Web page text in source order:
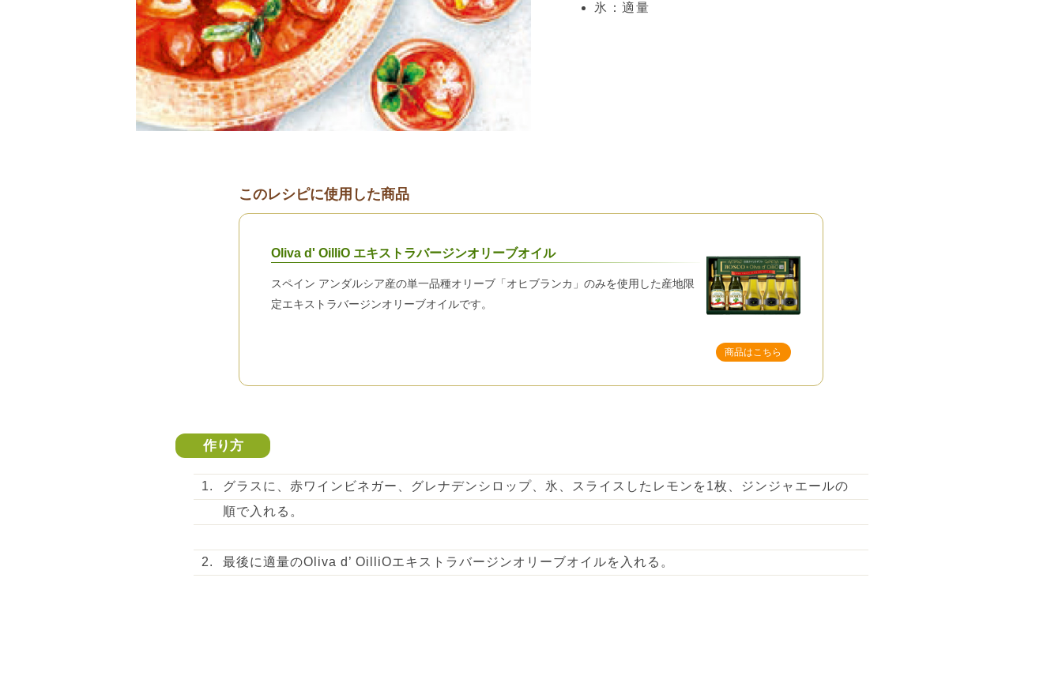
氷：適量
このレシピに使用した商品
商品はこちら
Oliva d' OilliO エキストラバージンオリーブオイル
スペイン アンダルシア産の単一品種オリーブ「オヒブランカ」のみを使用した産地限
定エキストラバージンオリーブオイルです。
作り方
グラスに、赤ワインビネガー、グレナデンシロップ、氷、スライスしたレモンを1枚、ジンジャエールの
順で入れる。
最後に適量のOliva d’ OilliOエキストラバージンオリーブオイルを入れる。